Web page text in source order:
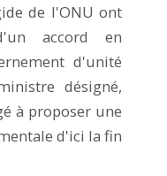
de l'ONU ont
accord en
d'unité
désigné,
à proposer une
d'ici la fin